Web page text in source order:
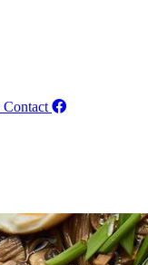
Contact